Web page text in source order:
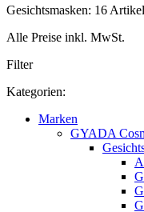
Gesichtsmasken: 16 Artikel
Alle Preise inkl. MwSt.
Filter
Kategorien:
Marken
GYADA